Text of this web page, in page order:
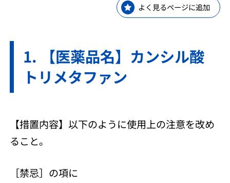
よく見るページに追加
【医薬品名】カンシル酸
トリメタファン
【措置内容】以下のように使用上の注意を改め
ること。
［禁忌］の項に